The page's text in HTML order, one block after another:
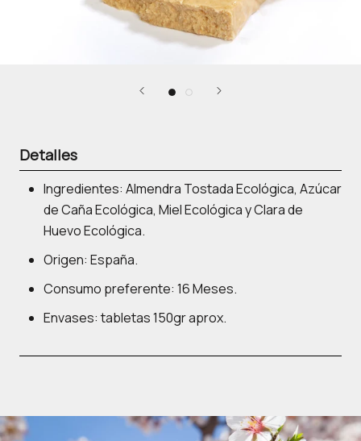
Detalles
Ingredientes: Almendra Tostada Ecológica, Azúcar
de Caña Ecológica, Miel Ecológica y Clara de
Huevo Ecológica.
Origen: España.
Consumo preferente: 16 Meses.
Envases: tabletas 150gr aprox.